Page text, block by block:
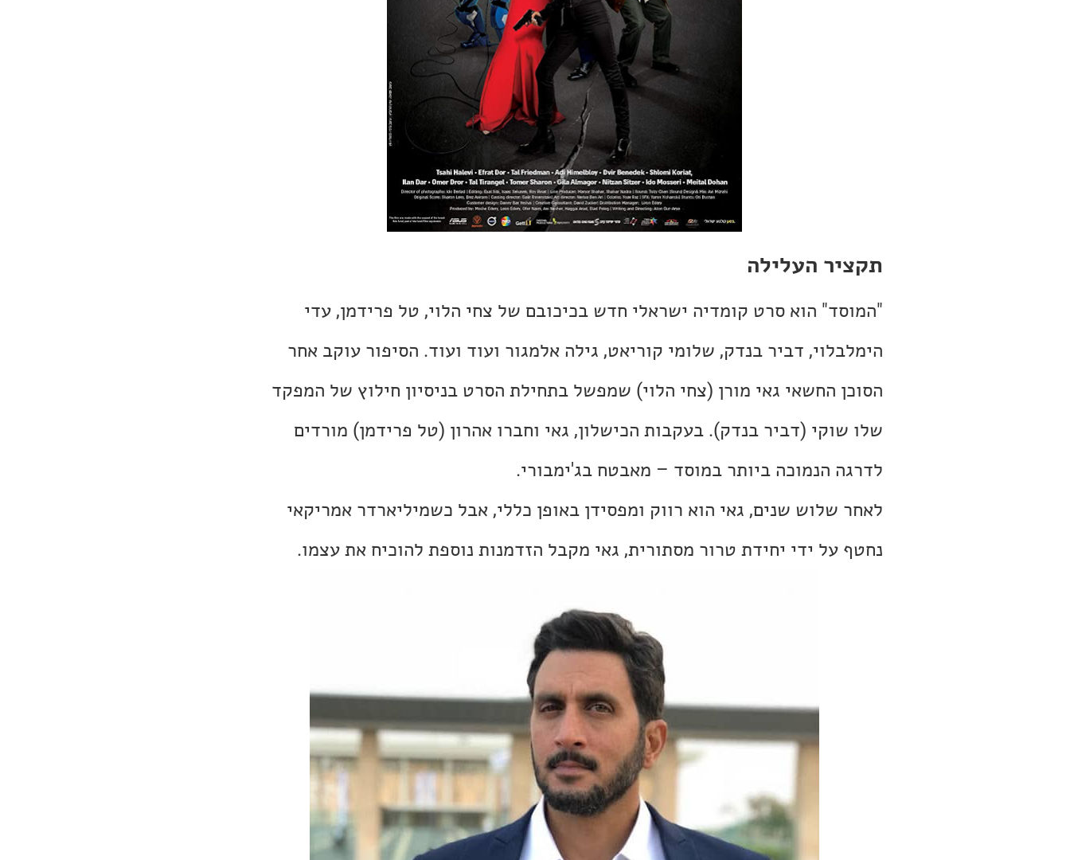
תקציר העלילה
"המוסד" הוא סרט קומדיה ישראלי חדש בכיכובם של צחי הלוי, טל פרידמן, עדי
הימלבלוי, דביר בנדק, שלומי קוריאט, גילה אלמגור ועוד ועוד. הסיפור עוקב אחר
הסוכן החשאי גאי מורן (צחי הלוי) שמפשל בתחילת הסרט בניסיון חילוץ של המפקד
שלו שוקי (דביר בנדק). בעקבות הכישלון, גאי וחברו אהרון (טל פרידמן) מורדים
לדרגה הנמוכה ביותר במוסד – מאבטח בג'ימבורי.
לאחר שלוש שנים, גאי הוא רווק ומפסידן באופן כללי, אבל כשמיליארדר אמריקאי
נחטף על ידי יחידת טרור מסתורית, גאי מקבל הזדמנות נוספת להוכיח את עצמו.